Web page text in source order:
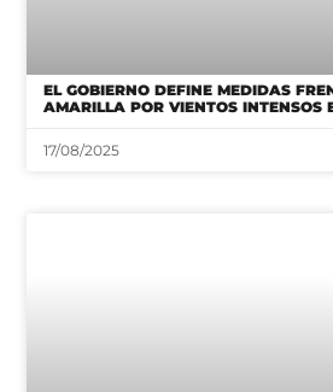
EL GOBIERNO DEFINE MEDIDAS
AMARILLA POR VIENTOS INTENSOS
17/08/2025